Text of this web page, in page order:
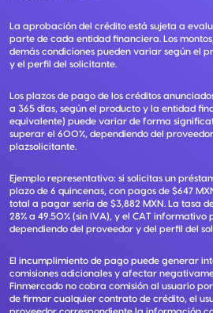
La aprobación del crédito está sujeta a
parte de cada entidad financiera. Los
demás condiciones pueden variar según el
y el perfil del solicitante.
Los plazos de pago de los créditos
a 365 días, según el producto y la entidad
equivalente) puede variar de forma
superar el 600%, dependiendo del
plazsolicitante.
Ejemplo representativo: si solicitas un
plazo de 6 quincenas, con pagos de $647
total a pagar sería de $3,882 MXN. La tasa
28% a 49.50% (sin IVA), y el CAT informativo
dependiendo del proveedor y del perfil del
El incumplimiento de pago puede generar
comisiones adicionales y afectar
Finmercado no cobra comisión al usuario
de firmar cualquier contrato de crédito, el